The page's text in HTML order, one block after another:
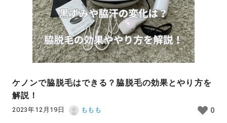
ケノンで脇脱毛はできる？脇脱毛の効果とやり方を
解説！
2023年12月19日 ももも 0